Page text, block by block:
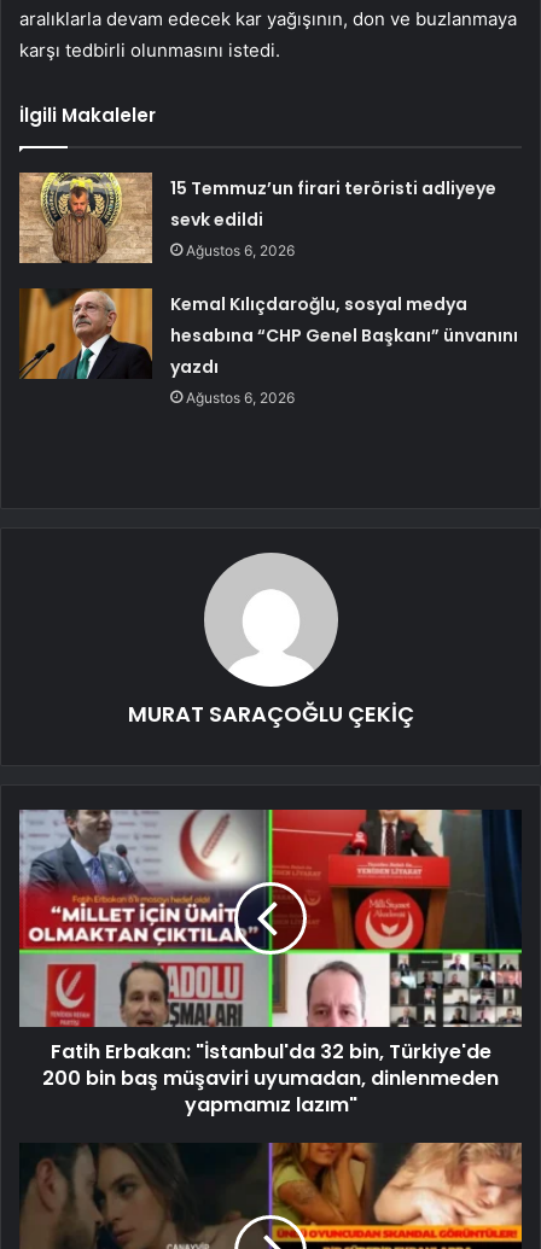
aralıklarla devam edecek kar yağışının, don ve buzlanmaya
karşı tedbirli olunmasını istedi.
İlgili Makaleler
15 Temmuz’un firari teröristi adliyeye
sevk edildi
Ağustos 6, 2026
Kemal Kılıçdaroğlu, sosyal medya
hesabına “CHP Genel Başkanı” ünvanını
yazdı
Ağustos 6, 2026
MURAT SARAÇOĞLU ÇEKİÇ
Fatih Erbakan: "İstanbul'da 32 bin, Türkiye'de
200 bin baş müşaviri uyumadan, dinlenmeden
yapmamız lazım"